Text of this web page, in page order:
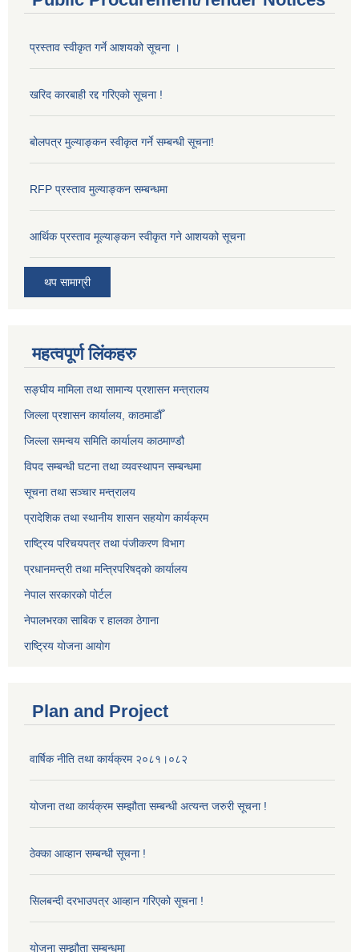
प्रस्ताव स्वीकृत गर्ने आशयको सूचना ।
खरिद कारबाही रद्द गरिएको सूचना !
बोलपत्र मुल्याङ्कन स्वीकृत गर्ने सम्बन्धी सूचना!
RFP प्रस्ताव मुल्याङ्कन सम्बन्धमा
आर्थिक प्रस्ताव मूल्याङ्कन स्वीकृत गने आशयको सूचना
थप सामाग्री
महत्वपूर्ण लिंकहरु
सङ्‍घीय मामिला तथा सामान्य प्रशासन मन्त्रालय
जिल्ला प्रशासन कार्यालय, काठमाडौँ
जिल्ला समन्वय समिति कार्यालय काठमाण्ड‌ौ
विपद सम्बन्धी घटना तथा व्यवस्थापन सम्बन्धमा
सूचना तथा सञ्चार मन्त्रालय
प्रादेशिक तथा स्थानीय शासन सहयोग कार्यक्रम
राष्ट्रिय परिचयपत्र तथा पंजीकरण विभाग
प्रधानमन्त्री तथा मन्त्रिपरिषद्को कार्यालय
नेपाल सरकारको पोर्टल
नेपालभरका साबिक र हालका ठेगाना
राष्ट्रिय योजना आयोग
Plan and Project
वार्षिक नीति तथा कार्यक्रम २०८१।०८२
योजना तथा कार्यक्रम सम्झौता सम्बन्धी अत्यन्त जरुरी सूचना !
ठेक्का आव्हान सम्बन्धी सूचना !
सिलबन्दी दरभाउपत्र आव्हान गरिएको सूचना !
योजना सम्झौता सम्बन्धमा